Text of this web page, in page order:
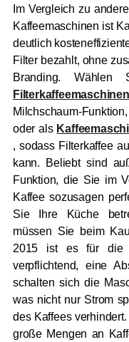
Im Vergleich zu
Kaffeemaschinen ist
deutlich
Filter bezahlt, ohne
Branding.
Milchschaum-
oder als
, sodass Filterkaffee
kann. Beliebt sind
Funktion, die Sie im
Kaffee sozusagen
Sie Ihre Küche
müssen Sie beim
2015 ist es für die
verpflichtend, eine
schalten sich die
was nicht nur Strom
des Kaffees
große Mengen an